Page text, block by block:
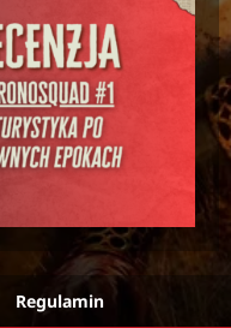
Regulamin